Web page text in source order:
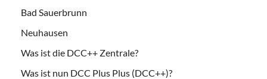
Bad Sauerbrunn
Neuhausen
Was ist die DCC++ Zentrale?
Was ist nun DCC Plus Plus (DCC++)?